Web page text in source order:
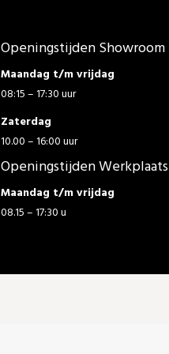
Openingstijden Showroom
Maandag t/m vrijdag
08:15 – 17:30 uur
Zaterdag
10.00 – 16:00 uur
Openingstijden Werkplaats
Maandag t/m vrijdag
08.15 – 17:30 u